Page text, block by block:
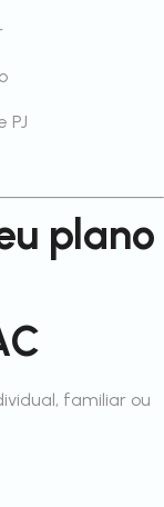
PJ
plano
familiar ou